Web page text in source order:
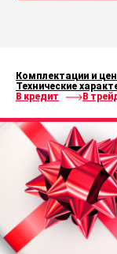
Комплектации и
Технические
В кредит
В